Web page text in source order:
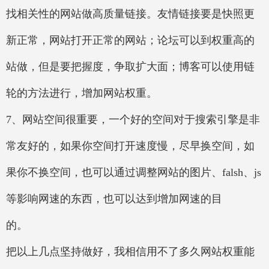
找相关性的网站做高质量链接。友情链接要是快照更
新正常，网站打开正常的网站；论坛可以到权重高的
站做，但是要把握度，争取扩大面；博客可以使用链
轮的方法进行，增加网站权重。
7、网站空间很重要，一个好的空间对于搜索引擎是非
常友好的，如果你空间打开速度慢，尽早换空间，如
果你不换空间，也可以通过调整网站的图片、falsh、js
等影响网速的东西，也可以达到增加网速的目
的。
把以上几点坚持做好，我相信用不了多久网站权重能